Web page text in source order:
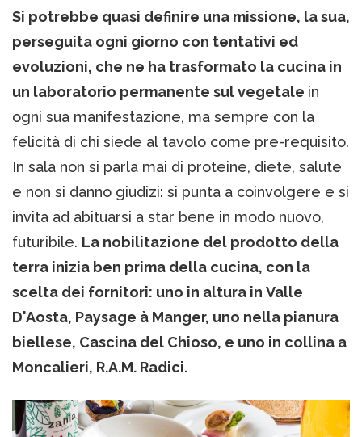
Si potrebbe quasi definire una missione, la sua,
perseguita ogni giorno con tentativi ed
evoluzioni, che ne ha trasformato la cucina in
un laboratorio permanente sul vegetale in
ogni sua manifestazione, ma sempre con la
felicità di chi siede al tavolo come pre-requisito.
In sala non si parla mai di proteine, diete, salute
e non si danno giudizi: si punta a coinvolgere e si
invita ad abituarsi a star bene in modo nuovo,
futuribile. La nobilitazione del prodotto della
terra inizia ben prima della cucina, con la
scelta dei fornitori: uno in altura in Valle
D'Aosta, Paysage à Manger, uno nella pianura
biellese, Cascina del Chioso, e uno in collina a
Moncalieri, R.A.M. Radici.